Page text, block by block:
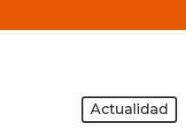
Actualidad